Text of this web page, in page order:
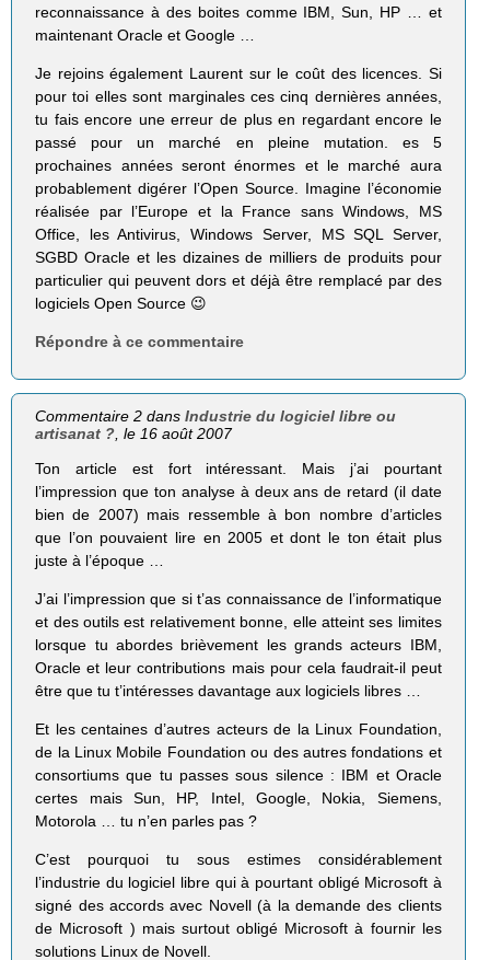
reconnaissance à des boites comme IBM, Sun, HP … et
maintenant Oracle et Google …
Je rejoins également Laurent sur le coût des licences. Si
pour toi elles sont marginales ces cinq dernières années,
tu fais encore une erreur de plus en regardant encore le
passé pour un marché en pleine mutation. es 5
prochaines années seront énormes et le marché aura
probablement digérer l’Open Source. Imagine l’économie
réalisée par l’Europe et la France sans Windows, MS
Office, les Antivirus, Windows Server, MS SQL Server,
SGBD Oracle et les dizaines de milliers de produits pour
particulier qui peuvent dors et déjà être remplacé par des
logiciels Open Source 😉
Répondre à ce commentaire
Commentaire 2 dansIndustrie du logiciel libre ou
artisanat ? , le 16 août 2007
Ton article est fort intéressant. Mais j’ai pourtant
l’impression que ton analyse à deux ans de retard (il date
bien de 2007) mais ressemble à bon nombre d’articles
que l’on pouvaient lire en 2005 et dont le ton était plus
juste à l’époque …
J’ai l’impression que si t’as connaissance de l’informatique
et des outils est relativement bonne, elle atteint ses limites
lorsque tu abordes brièvement les grands acteurs IBM,
Oracle et leur contributions mais pour cela faudrait-il peut
être que tu t’intéresses davantage aux logiciels libres …
Et les centaines d’autres acteurs de la Linux Foundation,
de la Linux Mobile Foundation ou des autres fondations et
consortiums que tu passes sous silence : IBM et Oracle
certes mais Sun, HP, Intel, Google, Nokia, Siemens,
Motorola … tu n’en parles pas ?
C’est pourquoi tu sous estimes considérablement
l’industrie du logiciel libre qui à pourtant obligé Microsoft à
signé des accords avec Novell (à la demande des clients
de Microsoft ) mais surtout obligé Microsoft à fournir les
solutions Linux de Novell.